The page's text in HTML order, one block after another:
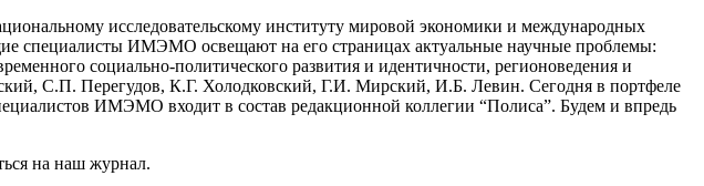
исследовательскому институту мировой экономики и международных
ИМЭМО освещают на его страницах актуальные научные проблемы:
социально-политического развития и идентичности, регионоведения и
С.П. Перегудов, К.Г. Холодковский, Г.И. Мирский, И.Б. Левин. Сегодня в портфеле
ИМЭМО входит в состав редакционной коллегии “Полиса”. Будем и впредь
на наш журнал.